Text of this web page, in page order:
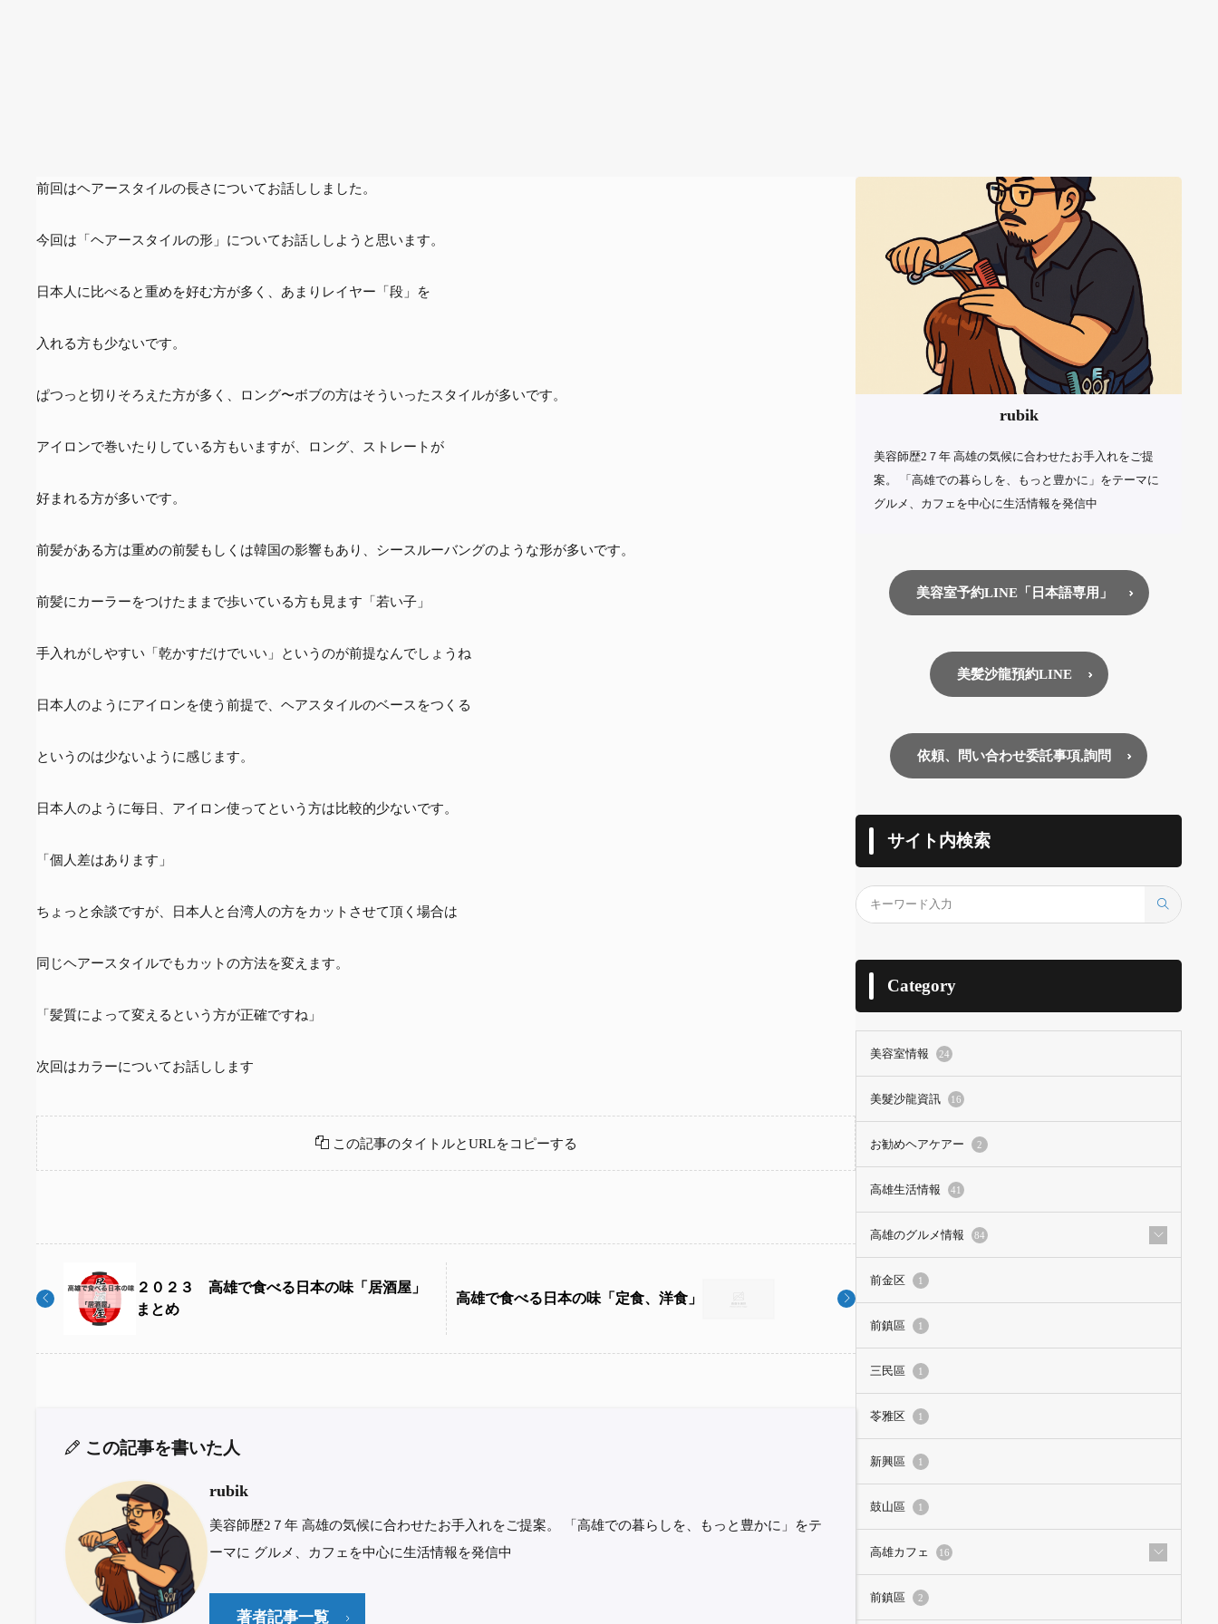
前回はヘアースタイルの長さについてお話ししました。
今回は「ヘアースタイルの形」についてお話ししようと思います。
日本人に比べると重めを好む方が多く、あまりレイヤー「段」を
入れる方も少ないです。
ぱつっと切りそろえた方が多く、ロング〜ボブの方はそういったスタイルが多いです。
アイロンで巻いたりしている方もいますが、ロング、ストレートが
好まれる方が多いです。
前髪がある方は重めの前髪もしくは韓国の影響もあり、シースルーバングのような形が多いです。
前髪にカーラーをつけたままで歩いている方も見ます「若い子」
手入れがしやすい「乾かすだけでいい」というのが前提なんでしょうね
日本人のようにアイロンを使う前提で、ヘアスタイルのベースをつくる
というのは少ないように感じます。
日本人のように毎日、アイロン使ってという方は比較的少ないです。
「個人差はあります」
ちょっと余談ですが、日本人と台湾人の方をカットさせて頂く場合は
同じヘアースタイルでもカットの方法を変えます。
「髪質によって変えるという方が正確ですね」
次回はカラーについてお話しします
この記事のタイトルとURLをコピーする
２０２３ 高雄で食べる日本の味「居酒屋」
まとめ
高雄で食べる日本の味「定食、洋食」
この記事を書いた人
rubik
美容師歴2７年 高雄の気候に合わせたお手入れをご提案。 「高雄での暮らしを、もっと豊かに」をテ
ーマに グルメ、カフェを中心に生活情報を発信中
著者記事一覧
rubik
美容師歴2７年 高雄の気候に合わせたお手入れをご提
案。 「高雄での暮らしを、もっと豊かに」をテーマに
グルメ、カフェを中心に生活情報を発信中
美容室予約LINE「日本語専用」
美髪沙龍預約LINE
依頼、問い合わせ委託事項,詢問
サイト内検索
Category
美容室情報 24
美髮沙龍資訊 16
お勧めヘアケアー 2
高雄生活情報 41
高雄のグルメ情報 84
前金区 1
前鎮區 1
三民區 1
苓雅区 1
新興區 1
鼓山區 1
高雄カフェ 16
前鎮區 2